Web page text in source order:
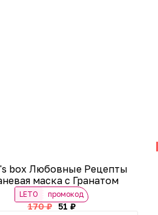
box Любовные Рецепты
маска с Гранатом
LETO промокод
170 ₽
51 ₽